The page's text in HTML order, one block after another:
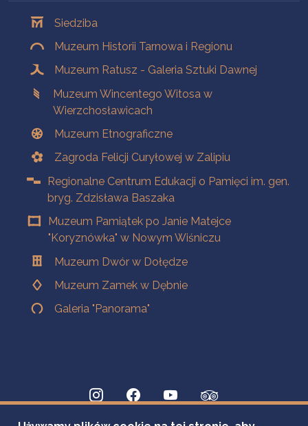
Siedziba
Muzeum Historii Tarnowa i Regionu
Muzeum Ratusz - Galeria Sztuki Dawnej
Muzeum Wincentego Witosa w
Wierzchosławicach
Muzeum Etnograficzne
Zagroda Felicji Curyłowej w Zalipiu
Regionalne Centrum Edukacji o Pamięci im. gen.
bryg. Zdzisława Baszaka
Muzeum Pamiątek po Janie Matejce
"Koryznówka" w Nowym Wiśniczu
Muzeum Dwór w Dołędze
Muzeum Zamek w Dębnie
Galeria "Panorama"